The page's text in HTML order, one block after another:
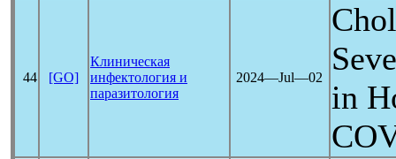
44 [GO]
Клиническая
инфектология и
паразитология
2024―Jul―02
in